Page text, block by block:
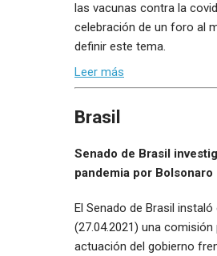
las vacunas contra la
celebración de un foro al
definir este tema.
Leer más
Brasil
Senado de Brasil
pandemia por Bolsonaro
El Senado de Brasil
(27.04.2021) una comisión
actuación del gobierno